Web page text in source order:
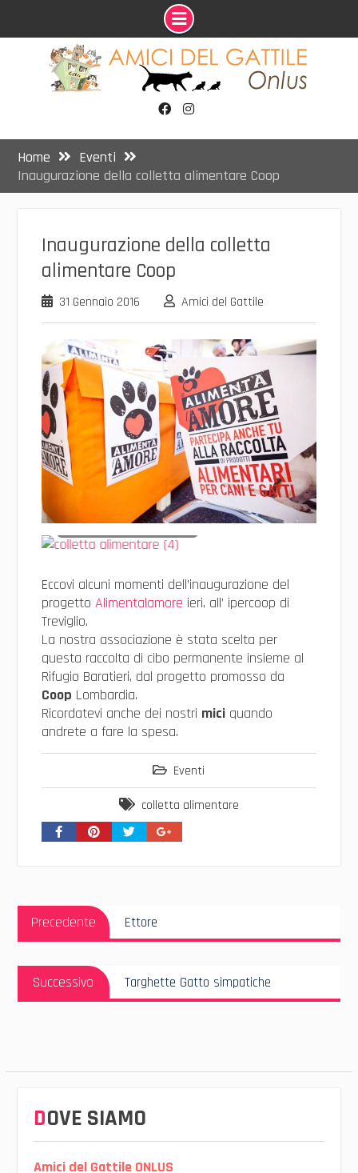
Home
Eventi
Inaugurazione della colletta alimentare Coop
Inaugurazione della colletta
alimentare Coop
31 Gennaio 2016 Amici del Gattile
colletta alimentare (4)
Eccovi alcuni momenti dell’inaugurazione del
progetto Alimentalamore ‬ ieri, all’ ipercoop di
Treviglio.
La nostra associazione è stata scelta per
questa raccolta di cibo permanente insieme al
Rifugio Baratieri, dal progetto promosso da
Coop Lombardia.
Ricordatevi anche dei nostri miciquando
andrete a fare la spesa.
Eventi
colletta alimentare
Navigazione
articoli
Precedente
Precedente:
Ettore
Successivo
Articolo
Successivo:
Targhette Gatto simpatiche
DOVE SIAMO
Amici del Gattile ONLUS